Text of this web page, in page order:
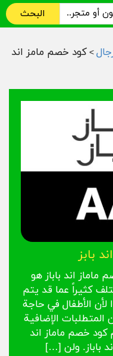
البحث
> كود خصم مامز اند
بابز
اند باباز هو
كثيراً عما قد يتم
الأطفال في حاجة
المتطلبات الإضافية
خصم ماماز اند
باباز. ولن […]